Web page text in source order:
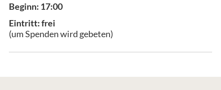
Beginn: 17:00
Eintritt: frei
(um Spenden wird gebeten)